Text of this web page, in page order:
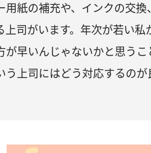
用紙の補充や、インクの交
上司がいます。年次が若い
が早いんじゃないかと思う
う上司にはどう対応するのが